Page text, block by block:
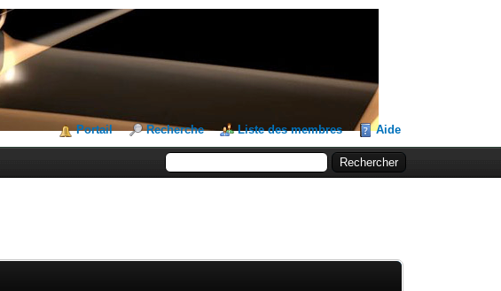
Portail Recherche Liste des membres Aide